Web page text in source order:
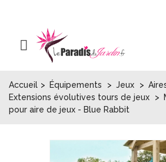
Accueil > Équipements > Jeux >
Extensions évolutives tours de jeux
>
pour aire de jeux - Blue Rabbit